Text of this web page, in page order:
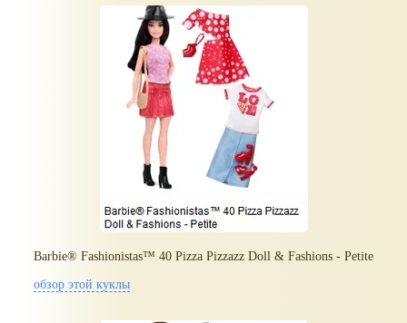
Barbie® Fashionistas™ 40 Pizza Pizzazz Doll & Fashions - Petite
обзор этой куклы